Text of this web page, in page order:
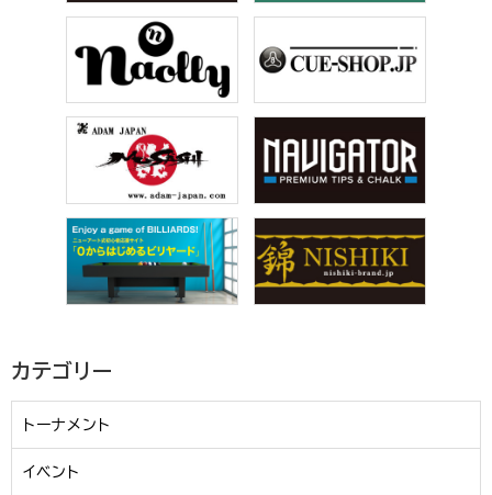
カテゴリー
トーナメント
イベント